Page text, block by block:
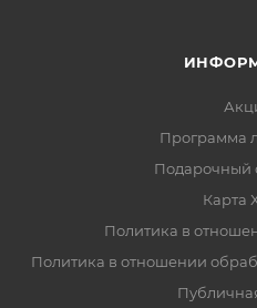
Программа
Подарочный
Карта
Политика в
Политика в отношении